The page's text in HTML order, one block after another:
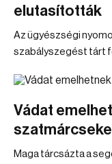
elutasították
Az ügyészségi
szabályszegést tárt
Vádat
Maga tárcsázta a